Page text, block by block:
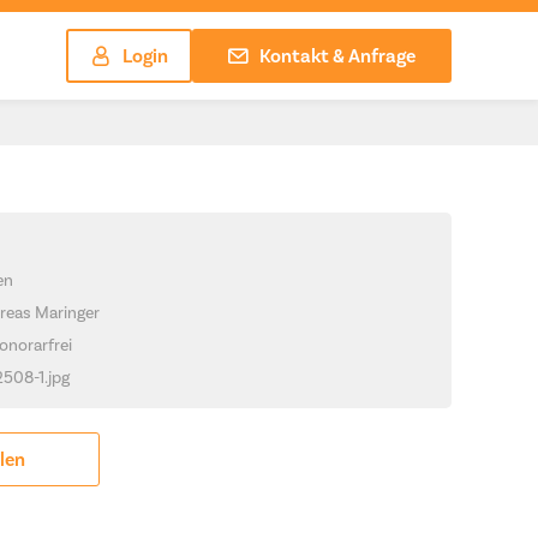
Login Kontakt & Anfrage
Maringer
1.jpg